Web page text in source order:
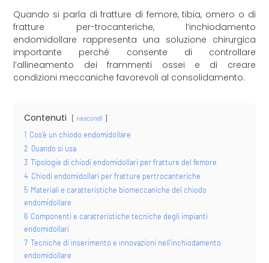
Quando si parla di fratture di femore, tibia, omero o di
fratture per-trocanteriche, l’inchiodamento
endomidollare rappresenta una soluzione chirurgica
importante perché consente di controllare
l’allineamento dei frammenti ossei e di creare
condizioni meccaniche favorevoli al consolidamento.
Contenuti nascondi
1 Cos’è un chiodo endomidollare
2 Quando si usa
3 Tipologie di chiodi endomidollari per fratture del femore
4 Chiodi endomidollari per fratture pertrocanteriche
5 Materiali e caratteristiche biomeccaniche del chiodo
endomidollare
6 Componenti e caratteristiche tecniche degli impianti
endomidollari
7 Tecniche di inserimento e innovazioni nell’inchiodamento
endomidollare